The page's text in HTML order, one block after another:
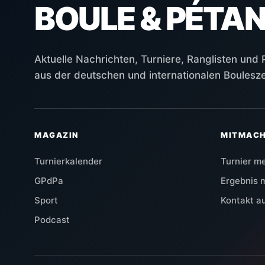
BOULE &
Aktuelle Nachrichten, Turniere, Ranglisten und
aus der deutschen und internationalen
MAGAZIN
Turnierkalender
GPdPa
Sport
Podcast
Turnier
Ergebnis
Kontakt